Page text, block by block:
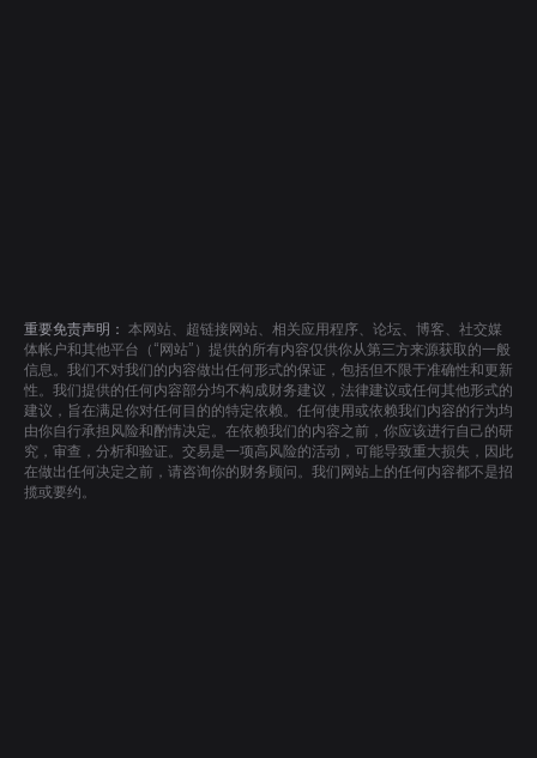
重要免责声明： 本网站、超链接网站、相关应用程序、论坛、博客、社交媒
体帐户和其他平台（“网站”）提供的所有内容仅供你从第三方来源获取的一般
信息。我们不对我们的内容做出任何形式的保证，包括但不限于准确性和更新
性。我们提供的任何内容部分均不构成财务建议，法律建议或任何其他形式的
建议，旨在满足你对任何目的的特定依赖。任何使用或依赖我们内容的行为均
由你自行承担风险和酌情决定。在依赖我们的内容之前，你应该进行自己的研
究，审查，分析和验证。交易是一项高风险的活动，可能导致重大损失，因此
在做出任何决定之前，请咨询你的财务顾问。我们网站上的任何内容都不是招
揽或要约。